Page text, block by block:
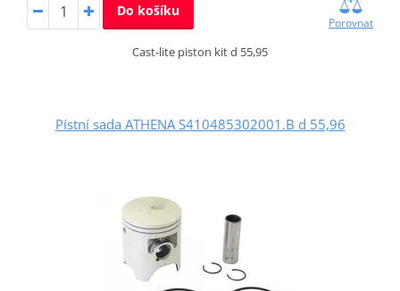
Do košíku
Porovnat
Cast-lite piston kit d 55,95
Pístní sada ATHENA S410485302001.B d 55,96